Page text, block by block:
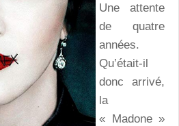
Une attente
de quatre
années.
Qu’était-il
donc arrivé,
la
« Madone »